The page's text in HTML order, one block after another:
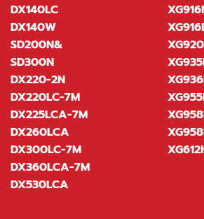
DX140LC
DX140W
SD200N&
SD300N
DX220-2N
DX220LC-7M
DX225LCA-7M
DX260LCA
DX300LC-7M
DX360LCA-7M
DX530LCA